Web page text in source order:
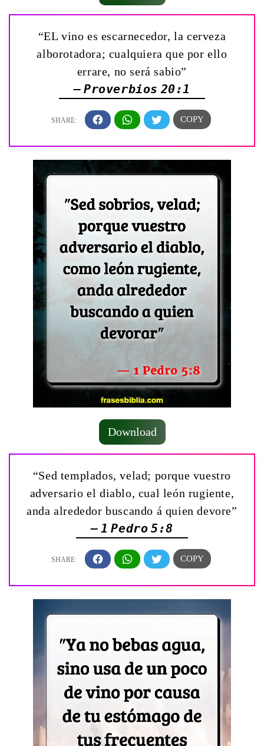
“EL vino es escarnecedor, la cerveza
alborotadora; cualquiera que por ello
errare, no será sabio”
— Proverbios 20:1
Download
“Sed templados, velad; porque vuestro
adversario el diablo, cual león rugiente,
anda alrededor buscando á quien devore”
— 1 Pedro 5:8